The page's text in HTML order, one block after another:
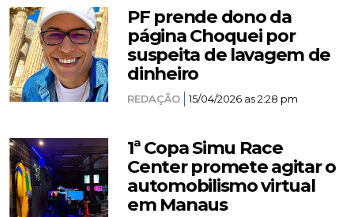
PF prende dono da
página Choquei por
suspeita de lavagem de
dinheiro
REDAÇÃO 15/04/2026 as 2:28 pm
1ª Copa Simu Race
Center promete agitar o
automobilismo virtual
em Manaus